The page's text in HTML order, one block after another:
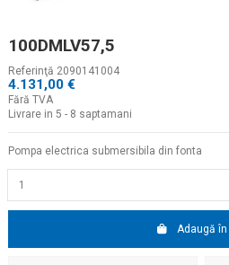
100DMLV57,5
Referinţă 2090141004
4.131,00 €
Fără TVA
Livrare in 5 - 8 saptamani
Pompa electrica submersibila din fonta
Adaugă